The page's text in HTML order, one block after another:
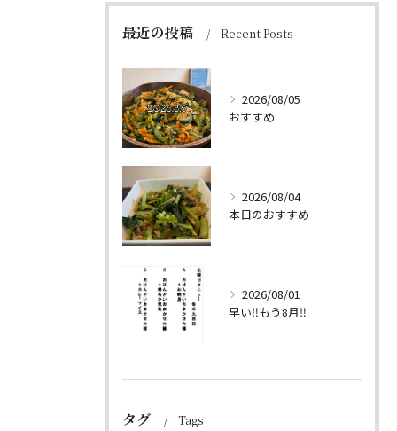
最近の投稿 Recent Posts
2026/08/05
おすすめ
2026/08/04
本日のおすすめ
2026/08/01
早い‼️もう8月‼️
タグ Tags